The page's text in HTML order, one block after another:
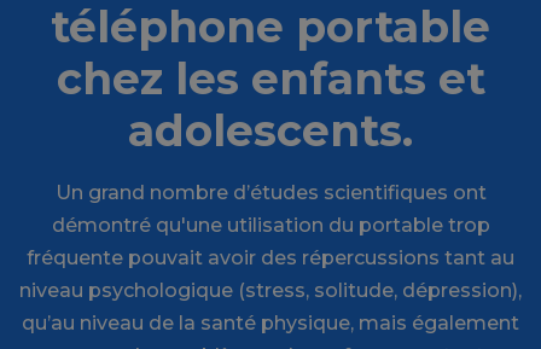
téléphone portable
chez les enfants et
adolescents.
Un grand nombre d’études scientifiques ont
démontré qu'une utilisation du portable trop
fréquente pouvait avoir des répercussions tant au
niveau psychologique (stress, solitude, dépression),
qu’au niveau de la santé physique, mais également